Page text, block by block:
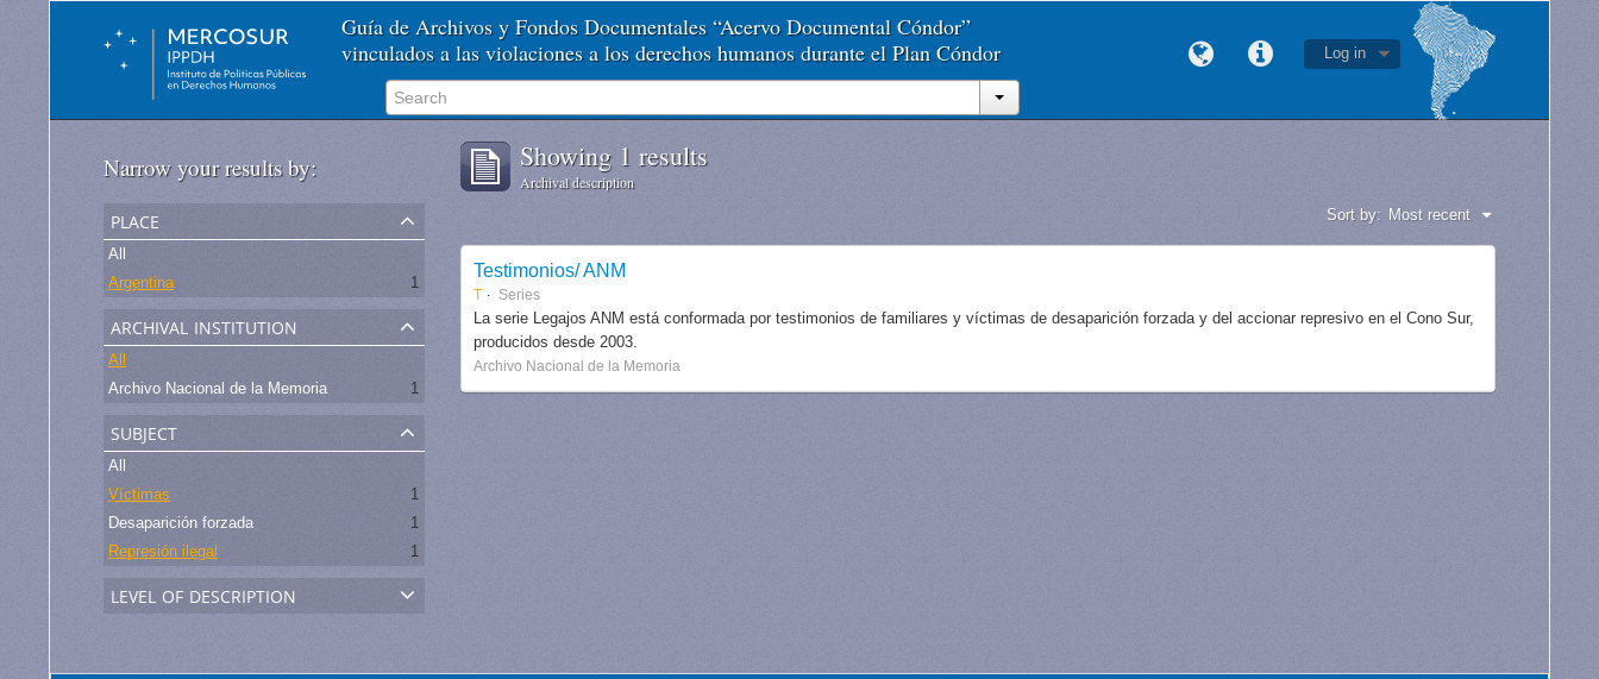
Guía de Archivos y Fondos Documentales “Acervo Documental Cóndor”
vinculados a las violaciones a los derechos humanos durante el Plan Cóndor
Log in
Narrow your results by:
place
All
Argentina
1
archival institution
All
Archivo Nacional de la Memoria
1
subject
All
Víctimas
1
Desaparición forzada
1
Represión ilegal
1
level of description
Showing 1 results
Archival description
Sort by: Most recent
Testimonios/ ANM
T Series
La serie Legajos ANM está conformada por testimonios de familiares y víctimas de desaparición forzada y del accionar represivo en el Cono Sur,
producidos desde 2003.
Archivo Nacional de la Memoria